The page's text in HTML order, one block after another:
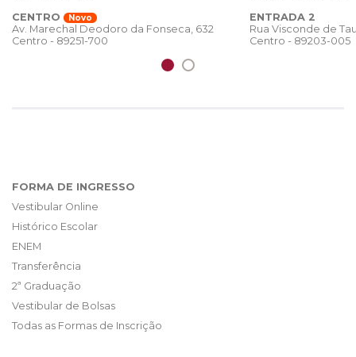
CENTRO
Novo
Av. Marechal Deodoro da Fonseca, 632
Centro - 89251-700
ENTRADA 2
Rua Visconde de
Centro - 89203-005
FORMA DE INGRESSO
Vestibular Online
Histórico Escolar
ENEM
Transferência
2ª Graduação
Vestibular de Bolsas
Todas as Formas de Inscrição